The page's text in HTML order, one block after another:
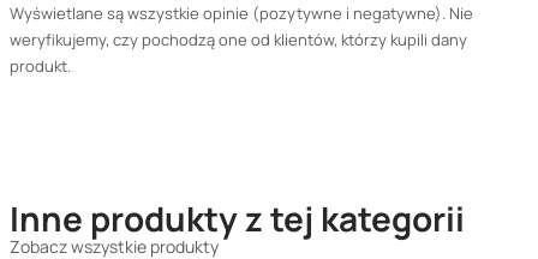
Wyświetlane są wszystkie opinie (pozytywne i negatywne). Nie
weryfikujemy, czy pochodzą one od klientów, którzy kupili dany
produkt.
Inne produkty z tej kategorii
Zobacz wszystkie produkty